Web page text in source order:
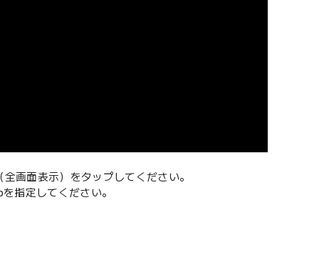
画面表示）をタップしてください。
指定してください。